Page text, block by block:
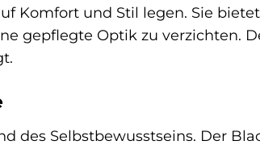
Komfort und Stil legen. Sie
gepflegte Optik zu verzichten.
des Selbstbewusstseins. Der